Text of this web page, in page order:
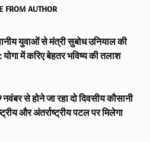
FROM AUTHOR
युवाओं से मंत्री सुबोध उनियाल की
में करिए बेहतर भविष्य की तलाश
से होने जा रहा दो दिवसीय कौसानी
और अंतर्राष्ट्रीय पटल पर मिलेगा